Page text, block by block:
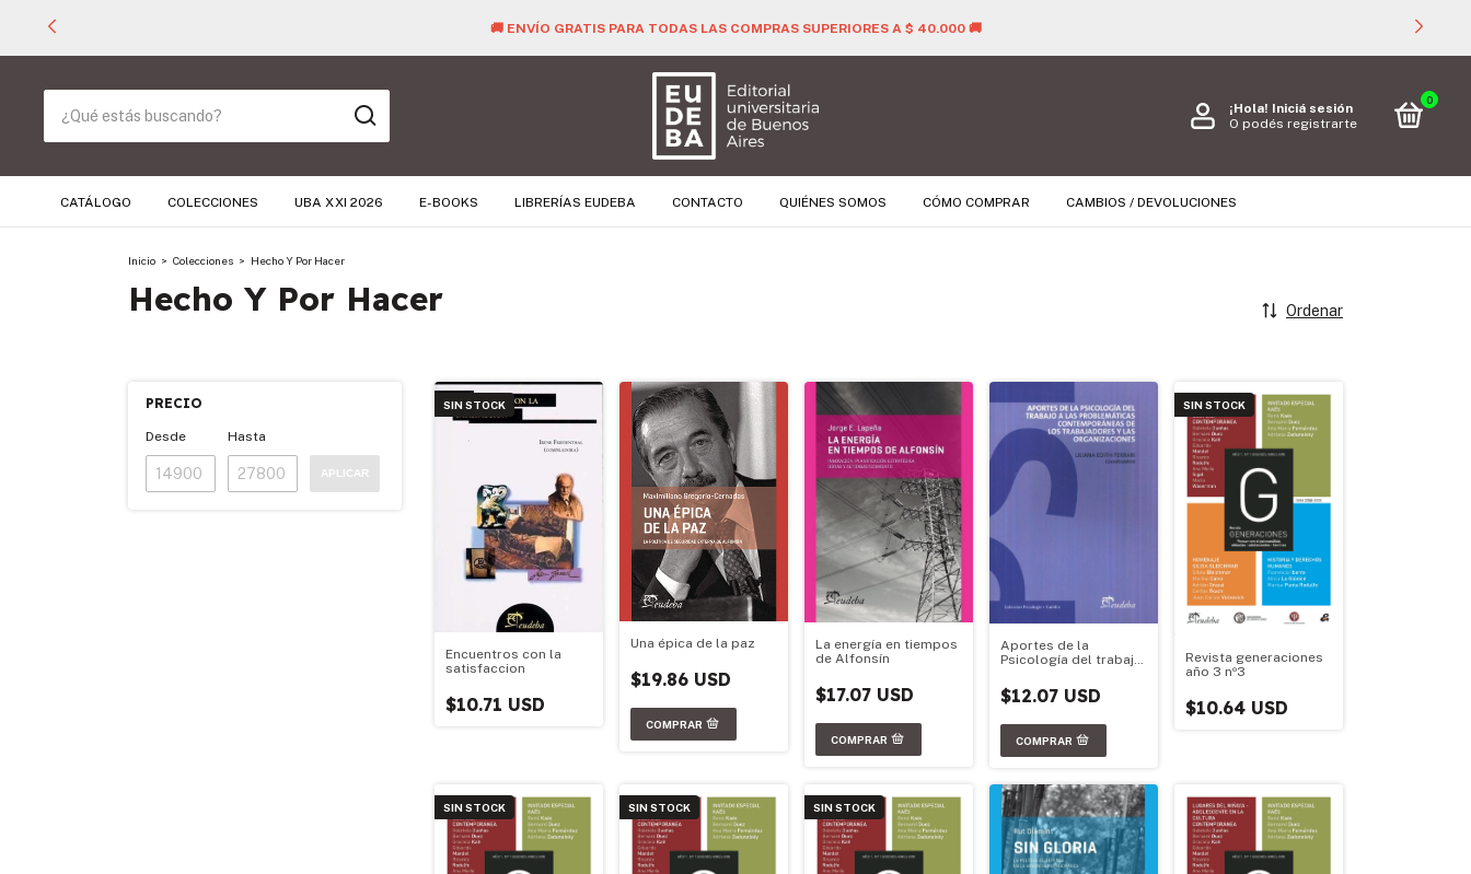
🚚 ENVÍO GRATIS PARA TODAS LAS COMPRAS SUPERIORES A $ 40.000 🚚
¡Hola! Iniciá sesión
O podés registrarte
0
CATÁLOGO COLECCIONES UBA XXI 2026 E-BOOKS LIBRERÍAS EUDEBA CONTACTO QUIÉNES SOMOS CÓMO COMPRAR CAMBIOS / DEVOLUCIONES
Inicio > Colecciones > Hecho Y Por Hacer
Hecho Y Por Hacer Ordenar
PRECIO
Desde Hasta
APLICAR
SIN STOCK
Encuentros con la
satisfaccion
$10.71 USD
Una épica de la paz
$19.86 USD
La energía en tiempos
de Alfonsín
$17.07 USD
Aportes de la
Psicología del trabajo
contemporáneas de
los trabajadores y las
$12.07 USD
SIN STOCK
Revista generaciones
año 3 nº3
$10.64 USD
SIN STOCK SIN STOCK SIN STOCK